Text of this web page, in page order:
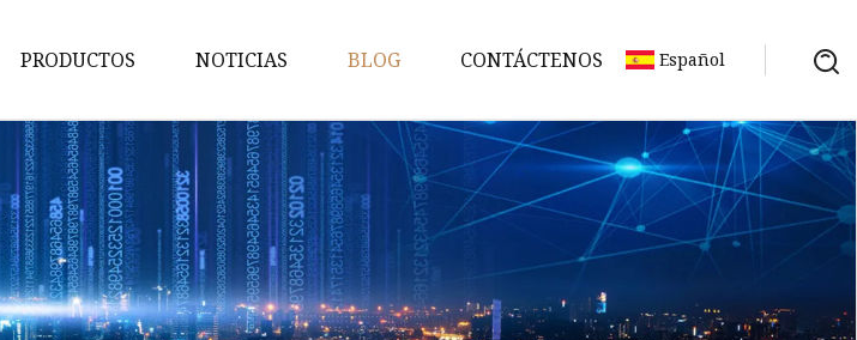
PRODUCTOS
Bisagras
Perno de torre
Soporte de esquina
Diapositiva del cajón
Pestillos y cierrapuertas
NOTICIAS BLOG CONTÁCTENOS Español